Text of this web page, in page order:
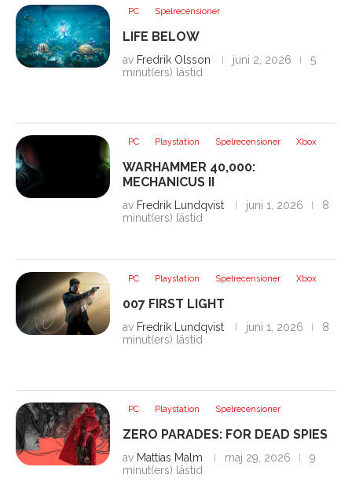
PC Spelrecensioner
LIFE BELOW
av Fredrik Olsson juni 2, 2026
5
minut(ers) lästid
PC Playstation Spelrecensioner Xbox
WARHAMMER 40,000:
MECHANICUS II
av Fredrik Lundqvist juni 1, 2026
8
minut(ers) lästid
PC Playstation Spelrecensioner Xbox
007 FIRST LIGHT
av Fredrik Lundqvist juni 1, 2026
8
minut(ers) lästid
PC Playstation Spelrecensioner
ZERO PARADES: FOR DEAD SPIES
av Mattias Malm maj 29, 2026
9
minut(ers) lästid